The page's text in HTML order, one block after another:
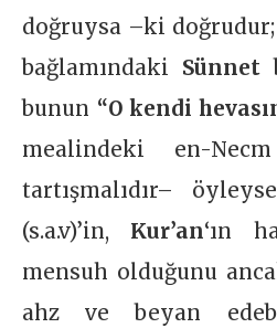
doğruysa –ki
bağlamındaki Sünnet
bunun “O kendi
mealindeki en-
tartışmalıdır–
(s.a.v)’in, Kur’an‘ın
mensuh olduğunu
ahz ve beyan